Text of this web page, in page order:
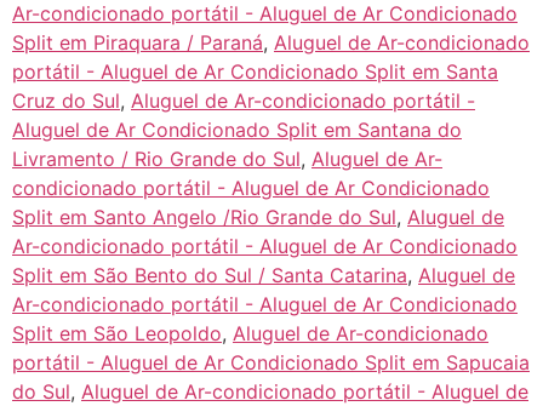
Ar-condicionado portátil - Aluguel de Ar Condicionado
Split em Piraquara / Paraná, Aluguel de Ar-condicionado
portátil - Aluguel de Ar Condicionado Split em Santa
Cruz do Sul, Aluguel de Ar-condicionado portátil -
Aluguel de Ar Condicionado Split em Santana do
Livramento / Rio Grande do Sul, Aluguel de Ar-
condicionado portátil - Aluguel de Ar Condicionado
Split em Santo Angelo /Rio Grande do Sul, Aluguel de
Ar-condicionado portátil - Aluguel de Ar Condicionado
Split em São Bento do Sul / Santa Catarina, Aluguel de
Ar-condicionado portátil - Aluguel de Ar Condicionado
Split em São Leopoldo, Aluguel de Ar-condicionado
portátil - Aluguel de Ar Condicionado Split em Sapucaia
do Sul, Aluguel de Ar-condicionado portátil - Aluguel de